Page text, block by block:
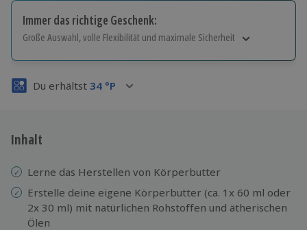
Immer das richtige Geschenk:
Große Auswahl, volle Flexibilität und maximale Sicherheit
Volle Flexibilität
3 Jahre gültig & verlängerbar.
Du erhältst 34 °P
Inhalt
Lerne das Herstellen von Körperbutter
Erstelle deine eigene Körperbutter (ca. 1x 60 ml oder
2x 30 ml) mit natürlichen Rohstoffen und ätherischen
Ölen